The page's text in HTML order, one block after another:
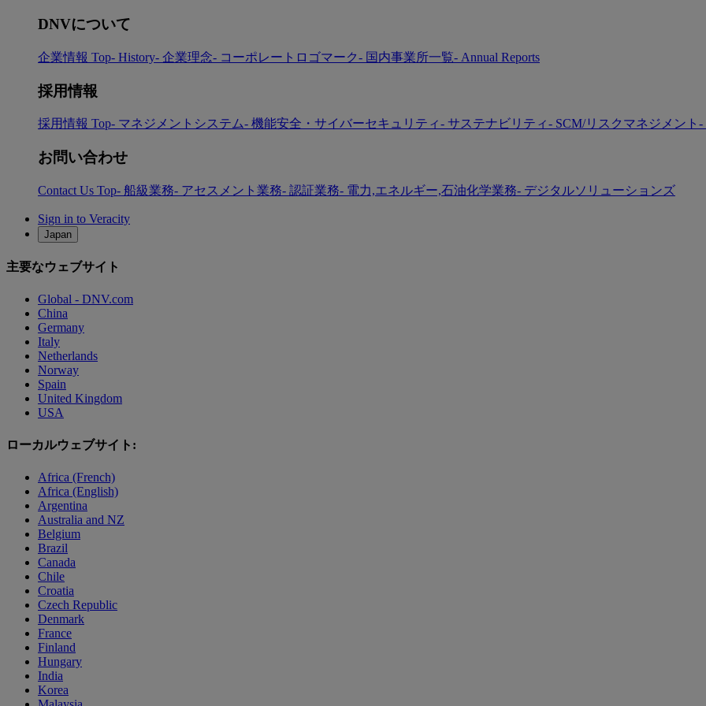
DNVについて
企業情報 Top- History- 企業理念- コーポレートロゴマーク- 国内事業所一覧- Annual Reports
採用情報
採用情報 Top- マネジメントシステム- 機能安全・サイバーセキュリティ- サステナビリティ- SCM/リスクマネジメント -
お問い合わせ
Contact Us Top- 船級業務- アセスメント業務- 認証業務- 電力,エネルギー,石油化学業務- デジタルソリューションズ
Sign in to Veracity
Japan
主要なウェブサイト
Global - DNV.com
China
Germany
Italy
Netherlands
Norway
Spain
United Kingdom
USA
ローカルウェブサイト:
Africa (French)
Africa (English)
Argentina
Australia and NZ
Belgium
Brazil
Canada
Chile
Croatia
Czech Republic
Denmark
France
Finland
Hungary
India
Korea